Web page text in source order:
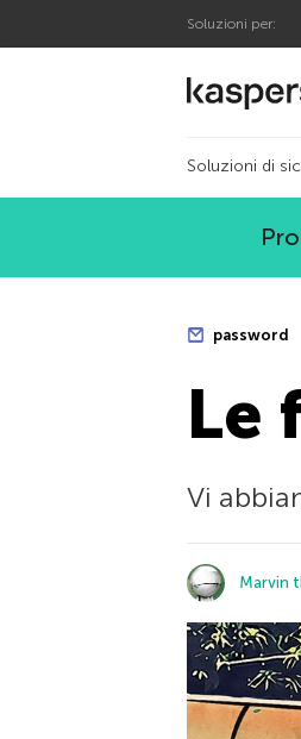
Soluzioni per:
Soluzioni di
password
Le
Vi
Marvin